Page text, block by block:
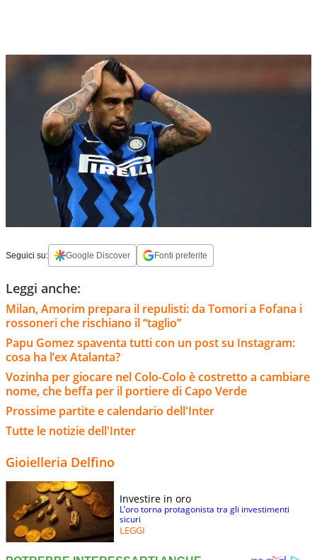
Seguici su: Google Discover Fonti preferite
Leggi anche:
Milan, Amorim prepara il repulisti: da Tomori a Fofana i
rossoneri che rischiano il “taglio”
Papu Gomez spaventa tutti con un post su Instagram:
cosa ha l’ex Atalanta?
Vozinha per giocare nel Colo-Colo è costretto a cambiare
nome, che beffa per il portiere di Capo Verde
Prossime partite e calendario dell'Inter
Tutte le notizie dell'Inter
Gioielleria Delfino
Investire in oro
L’oro torna protagonista tra gli investimenti
sicuri
LEGGI